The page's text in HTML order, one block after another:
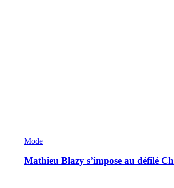
Mode
Mathieu Blazy s’impose au défilé